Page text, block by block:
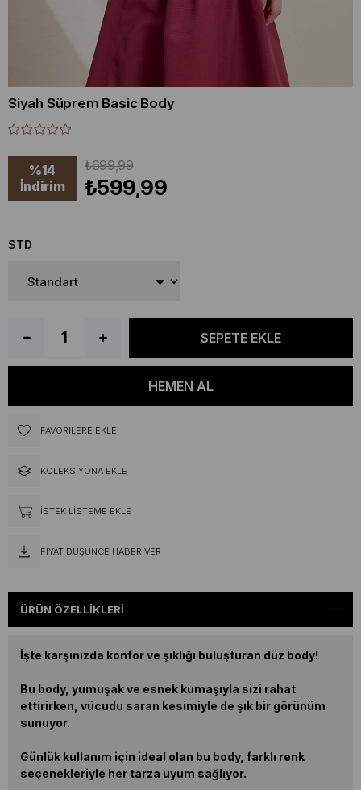
Siyah Süprem Basic Body
%14
İndirim
₺699,99
₺599,99
STD
FAVORILERE EKLE
KOLEKSIYONA EKLE
İSTEK LISTEME EKLE
FIYAT DÜŞÜNCE HABER VER
ÜRÜN ÖZELLIKLERI
İşte karşınızda konfor ve şıklığı buluşturan düz body!
Bu body, yumuşak ve esnek kumaşıyla sizi rahat
ettirirken, vücudu saran kesimiyle de şık bir görünüm
sunuyor.
Günlük kullanım için ideal olan bu body, farklı renk
seçenekleriyle her tarza uyum sağlıyor.